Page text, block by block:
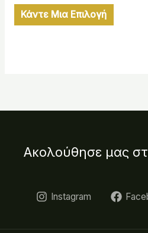
Κάντε Μια Επιλογή
Ακολούθησε μας
Instagram